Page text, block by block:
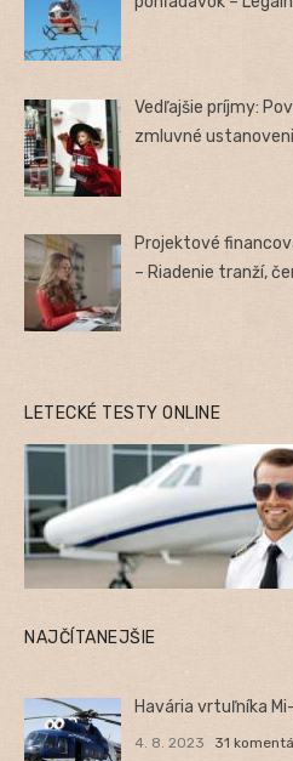
Vedľajšie príjmy:
zmluvné
Projektové
– Riadenie tranží,
LETECKÉ TESTY ONLINE
NAJČÍTANEJŠIE
Havária vrtuľníka
4. 8. 2023 31